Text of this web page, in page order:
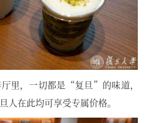
里，一切都是“复旦”的味道，
人在此均可享受专属价格。